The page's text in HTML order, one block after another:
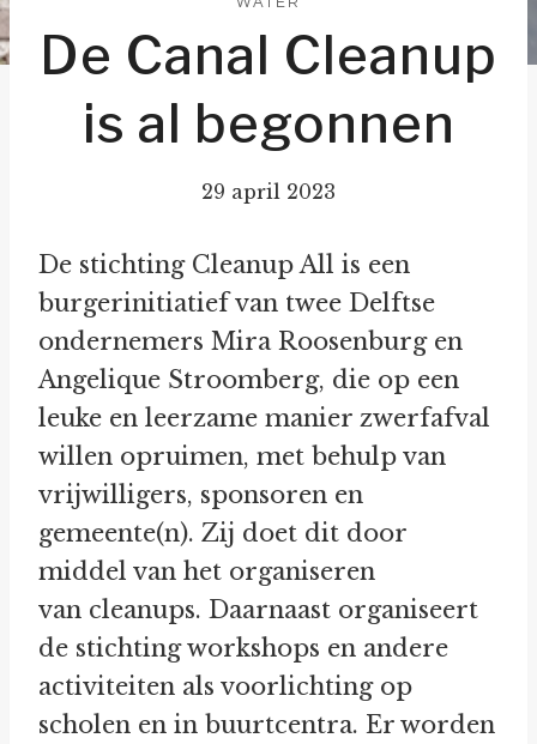
De Canal Cleanup
is al begonnen
29 april 2023
De stichting Cleanup All is een
burgerinitiatief van twee Delftse
ondernemers Mira Roosenburg en
Angelique Stroomberg, die op een
leuke en leerzame manier zwerfafval
willen opruimen, met behulp van
vrijwilligers, sponsoren en
gemeente(n). Zij doet dit door
middel van het organiseren
van cleanups. Daarnaast organiseert
de stichting workshops en andere
activiteiten als voorlichting op
scholen en in buurtcentra. Er worden